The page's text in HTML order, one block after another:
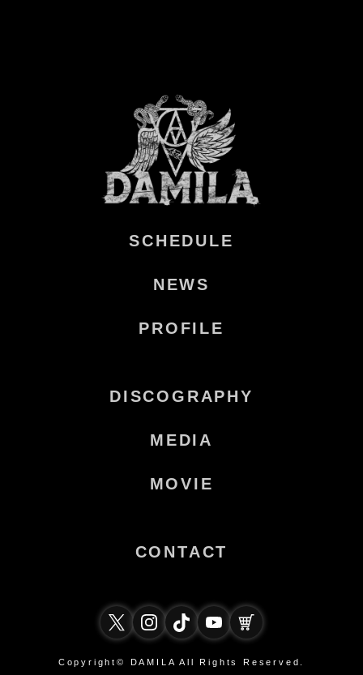
SCHEDULE
NEWS
PROFILE
DISCOGRAPHY
MEDIA
MOVIE
CONTACT
Copyright© DAMILA All Rights Reserved.